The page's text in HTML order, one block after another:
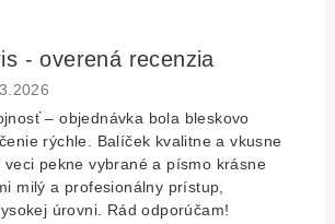
- overená recenzia
obchodu je 5 z 5 hvězdiček.
– objednávka bola bleskovo
rýchle. Balíček kvalitne a vkusne
pekne vybrané a písmo krásne
milý a profesionálny prístup,
úrovni. Rád odporúčam!